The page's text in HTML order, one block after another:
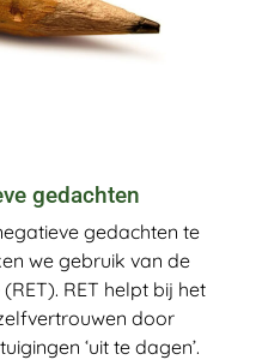
gedachten
gedachten te
we gebruik van de
RET helpt bij het
door
‘uit te dagen’.